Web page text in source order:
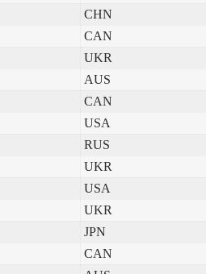
CHN
CAN
UKR
AUS
CAN
USA
RUS
UKR
USA
UKR
JPN
CAN